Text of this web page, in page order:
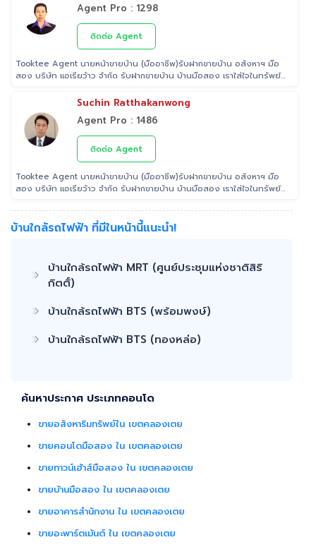
ขายที่ดิน และอสังหาริมทรัพย์ทุกประเภทได้ โดยทีมงานมืออาชีพ กว่า 2,000
ท่าน ที่มีประสบการณ์ด้านอสังหาริมทรัพย์ มากกว่า 25 ปี ครอบคลุมทั่วพื้นที่
กรุงเทพฯ ปริมณฑล โดยมีพันธมิตรธนาคารหลายแห่ง และทีมนิติกรรมของ
กรมที่ดินทุกพื้นที่ ไร้กังวลเรื่องการโอนกรรมสิทธิ์
Agent Pro : 1298
ติดต่อ Agent
Tooktee Agent นายหน้าขายบ้าน (มืออาชีพ)รับฝากขายบ้าน อสังหาฯ มือ
สอง บริษัท แอเรียว้าว จำกัด รับฝากขายบ้าน บ้านมือสอง เราใส่ใจในทรัพย์
ตั้งแต่การประเมินราคา ถ่ายรูป/ทำการตลาด/โฆษณาผ่านสื่อต่างๆ/ เดินสิน
เชื่อ จนไปถึงขั้นตอนการโอนฯกรรมสิทธิ์ รับฝากขายเพื่อให้ลูกค้าขายบ้าน
ขายที่ดิน และอสังหาริมทรัพย์ทุกประเภทได้ โดยทีมงานมืออาชีพ กว่า 2,000
ท่าน ที่มีประสบการณ์ด้านอสังหาริมทรัพย์ มากกว่า 25 ปี ครอบคลุมทั่วพื้นที่
กรุงเทพฯ ปริมณฑล โดยมีพันธมิตรธนาคารหลายแห่ง และทีมนิติกรรมของ
กรมที่ดินทุกพื้นที่ ไร้กังวลเรื่องการโอนกรรมสิทธิ์
Suchin Ratthakanwong
Agent Pro : 1486
ติดต่อ Agent
Tooktee Agent นายหน้าขายบ้าน (มืออาชีพ)รับฝากขายบ้าน อสังหาฯ มือ
สอง บริษัท แอเรียว้าว จำกัด รับฝากขายบ้าน บ้านมือสอง เราใส่ใจในทรัพย์
ตั้งแต่การประเมินราคา ถ่ายรูป/ทำการตลาด/โฆษณาผ่านสื่อต่างๆ/ เดินสิน
เชื่อ จนไปถึงขั้นตอนการโอนฯกรรมสิทธิ์ รับฝากขายเพื่อให้ลูกค้าขายบ้าน
กรุงเทพฯ ปริมณฑล โดยมีพันธมิตรธนาคารหลายแห่ง และทีมนิติกรรมของ
กรมที่ดินทุกพื้นที่ ไร้กังวลเรื่องการโอนกรรมสิทธิ์
บ้านใกล้รถไฟฟ้า ที่มีในหน้านี้แนะนำ!
บ้านใกล้รถไฟฟ้า MRT (ศูนย์ประชุมแห่งชาติสิริ
กิตติ์)
บ้านใกล้รถไฟฟ้า BTS (พร้อมพงษ์)
บ้านใกล้รถไฟฟ้า BTS (ทองหล่อ)
ค้นหาประกาศ ประเภทคอนโด
ขายอสังหาริมทรัพย์ใน เขตคลองเตย
ขายคอนโดมือสอง ใน เขตคลองเตย
ขายทาวน์เฮ้าส์มือสอง ใน เขตคลองเตย
ขายบ้านมือสอง ใน เขตคลองเตย
ขายอาคารสำนักงาน ใน เขตคลองเตย
ขายอะพาร์ตเม้นต์ ใน เขตคลองเตย